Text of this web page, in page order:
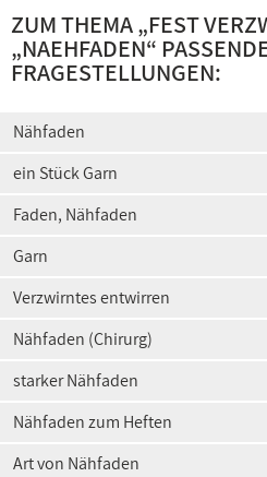
ZUM THEMA „FEST
„NAEHFADEN“
FRAGESTELLUNGEN:
Nähfaden
ein Stück Garn
Faden, Nähfaden
Garn
Verzwirntes entwirren
Nähfaden (Chirurg)
starker Nähfaden
Nähfaden zum Heften
Art von Nähfaden